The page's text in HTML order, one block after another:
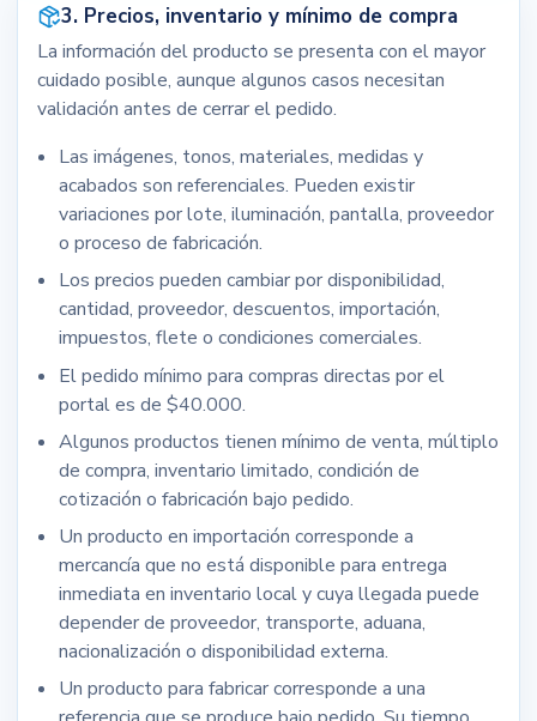
3. Precios, inventario y mínimo de compra
La información del producto se presenta con el mayor
cuidado posible, aunque algunos casos necesitan
validación antes de cerrar el pedido.
Las imágenes, tonos, materiales, medidas y
acabados son referenciales. Pueden existir
variaciones por lote, iluminación, pantalla, proveedor
o proceso de fabricación.
Los precios pueden cambiar por disponibilidad,
cantidad, proveedor, descuentos, importación,
impuestos, flete o condiciones comerciales.
El pedido mínimo para compras directas por el
portal es de $40.000.
Algunos productos tienen mínimo de venta, múltiplo
de compra, inventario limitado, condición de
cotización o fabricación bajo pedido.
Un producto en importación corresponde a
mercancía que no está disponible para entrega
inmediata en inventario local y cuya llegada puede
depender de proveedor, transporte, aduana,
nacionalización o disponibilidad externa.
Un producto para fabricar corresponde a una